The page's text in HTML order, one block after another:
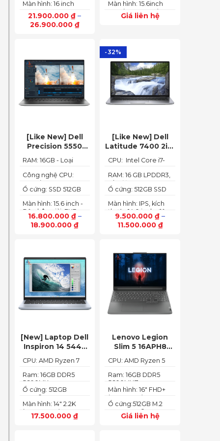
165Hz)
21.900.000₫ –
26.900.000 ₫
Màn hình: 16 inch
SlimBezel, sRGB
100%, Acer
6GB (140W)
Giá liên hệ
Màn hình: 15.6inch
FHD (1920x1080) IPS
300nits Anti-glare,
up to 4.40GHz, 12MB
Cache)
[Like New] Dell
Precision 5550
(Core i7-10850H,
RAM 16GB, SSD
512GB, Nvidia
Quadro T1000 4G,
Màn 15.6” FHD+)
16.800.000 ₫–
18.900.000₫
Màn hình: 15.6 inch -
Độ phân giải: FHD+
(1920 x 1200 px)
Ổ cứng: SSD 512GB
Công nghệ CPU:
Core i7-10750H, 6
nhân, 12 luồng
RAM: 16GB - Loại
-32%
[Like New] Dell
Latitude 7400 2in1
TOUCH – Core i7
8665U | Ram 16G |
SSD 512G | màn
hình 14 inch FHD
Cảm ứng x360
9.500.000₫ –
11.500.000 ₫
Màn hình: IPS, kích
thước 14.0 inch, độ
phân giải Full HD
(1920 x 1080)
Ổ cứng: 512GB SSD
RAM: 16 GB LPDDR3,
tốc độ 2133 MHz
CPU: Intel Core i7-
[New] Laptop Dell
Inspiron 14 5445
(Ram 16GB SSD
512GB AMD
Radeon 780M Màn
14inch 2.2K)
17.500.000₫
Màn hình: 14" 2.2K
(2240X1400)
Ổ cứng: 512GB
PCIe® NVMe™ M.2
SSD
Ram: 16GB DDR5
5600MHz
CPU: AMD Ryzen 7
Lenovo Legion
Slim 5 16APH8
RAM 16GB SSD
512GB RTX 4060
16″ FHD+ 144Hz)
Giá liên hệ
Ổ cứng:512GB M.2
2280 PCIe® 4.0 x4
Màn hình: 16" FHD+
(1920x1200) IPS
Ram: 16GB DDR5
5600MHZ
CPU: AMD Ryzen 5